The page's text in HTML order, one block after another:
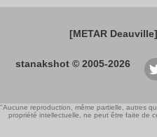
[METAR Deauville]
stanakshot © 2005-2026
"Aucune reproduction, même partielle, autres
propriété intellectuelle, ne peut être faite de